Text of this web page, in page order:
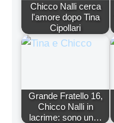
Chicco Nalli cerca
l'amore dopo Tina
Cipollari
Grande Fratello 16,
Chicco Nalli in
lacrime: sono un…